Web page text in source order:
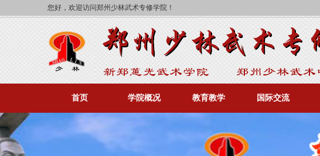
您好，欢迎访问郑州少林武术专修学院！
首页 学院概况 教育教学 国际交流